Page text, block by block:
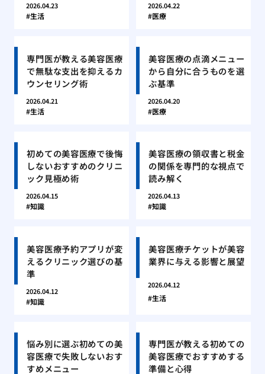
2026.04.23
生活
2026.04.22
医療
専門医が教える美容医療
で無駄な支出を抑えるカ
ウンセリング術
2026.04.21
生活
美容医療の点滴メニュー
から自分に合うものを選
ぶ基準
2026.04.20
医療
初めての美容医療で後悔
しないおすすめのクリニ
ック見極め術
2026.04.15
知識
美容医療の領収書と税金
の関係を専門的な視点で
読み解く
2026.04.13
知識
美容医療予約アプリが変
えるクリニック選びの基
準
2026.04.12
知識
美容医療チケットが美容
業界に与える影響と展望
2026.04.12
生活
悩み別に選ぶ初めての美
容医療で失敗しないおす
すめメニュー
専門医が教える初めての
美容医療でおすすめする
準備と心得